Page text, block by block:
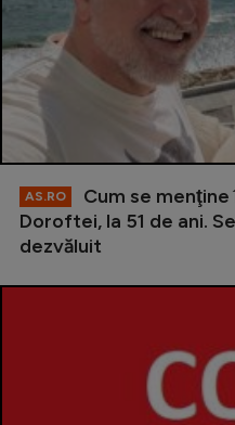
AS.RO
Cum se
Doroftei, la 51 de ani.
dezvăluit